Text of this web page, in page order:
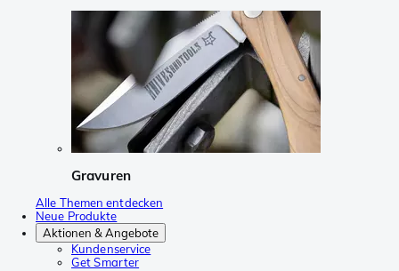
Gravuren
Alle Themen entdecken
Neue Produkte
Aktionen & Angebote
Kundenservice
Get Smarter